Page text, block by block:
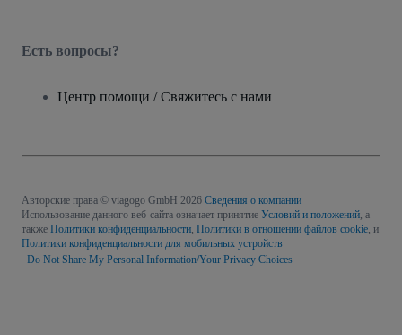
Есть вопросы?
Центр помощи / Свяжитесь с нами
Авторские права © viagogo GmbH 2026 Сведения о компании
Использование данного веб-сайта означает принятие Условий и положений, а
также Политики конфиденциальности, Политики в отношении файлов cookie, и
Политики конфиденциальности для мобильных устройств
Do Not Share My Personal Information/Your Privacy Choices